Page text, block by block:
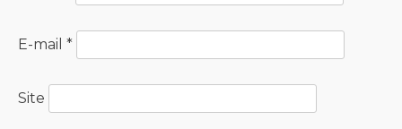
E-mail *
Site